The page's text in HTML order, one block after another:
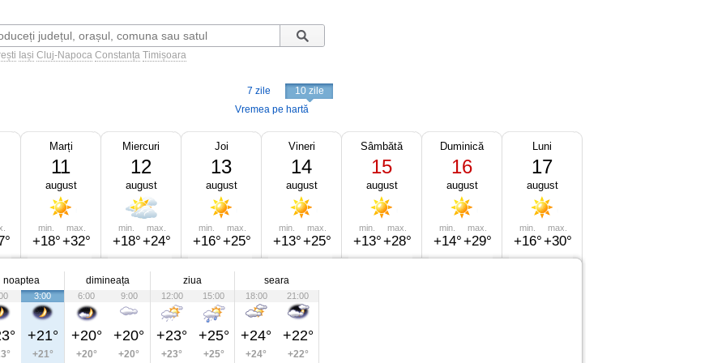
Iași Cluj-Napoca Constanța Timișoara
7 zile
10 zile
Vremea pe hartă
Marți
11
august
min.
+18°
max.
+32°
Miercuri
12
august
min.
+18°
max.
+24°
Joi
13
august
min.
+16°
max.
+25°
Vineri
14
august
min.
+13°
max.
+25°
Sâmbătă
15
august
min.
+13°
max.
+28°
Duminică
16
august
min.
+14°
max.
+29°
Luni
17
august
min.
+16°
max.
+30°
noaptea dimineața ziua seara
3:00 6:00 9:00 12:00 15:00 18:00 21:00
+21° +20° +20° +23° +25° +24° +22°
+21° +20° +20° +23° +25° +24° +22°